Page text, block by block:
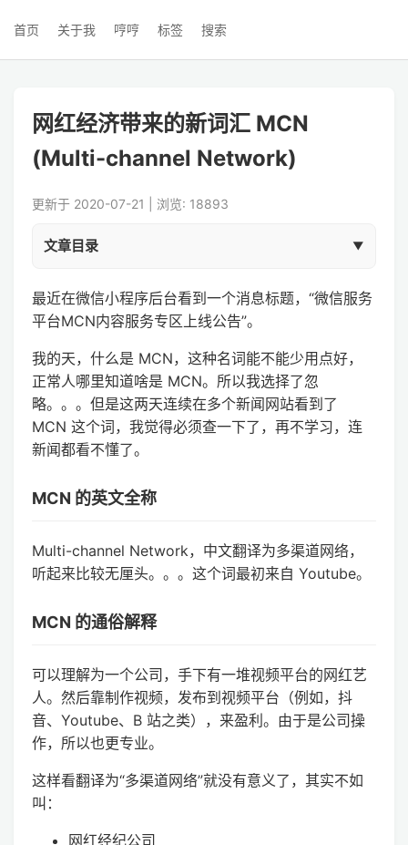
首页 关于我 哼哼 标签 搜索
网红经济带来的新词汇 MCN
(Multi-channel Network)
更新于 2020-07-21 | 浏览: 18893
文章目录
最近在微信小程序后台看到一个消息标题，“微信服务
平台MCN内容服务专区上线公告”。
我的天，什么是 MCN，这种名词能不能少用点好，
正常人哪里知道啥是 MCN。所以我选择了忽
略。。。但是这两天连续在多个新闻网站看到了
MCN 这个词，我觉得必须查一下了，再不学习，连
新闻都看不懂了。
MCN 的英文全称
Multi-channel Network，中文翻译为多渠道网络，
听起来比较无厘头。。。这个词最初来自 Youtube。
MCN 的通俗解释
可以理解为一个公司，手下有一堆视频平台的网红艺
人。然后靠制作视频，发布到视频平台（例如，抖
音、Youtube、B 站之类），来盈利。由于是公司操
作，所以也更专业。
这样看翻译为“多渠道网络”就没有意义了，其实不如
叫：
网红经纪公司